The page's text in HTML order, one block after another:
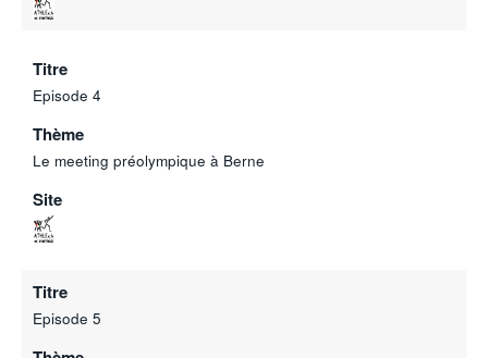
Titre
Episode 4
Thème
Le meeting préolympique à Berne
Site
Titre
Episode 5